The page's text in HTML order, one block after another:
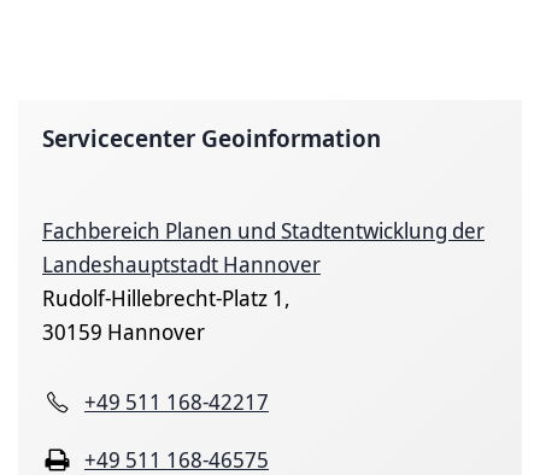
Servicecenter Geoinformation
Fachbereich Planen und Stadtentwicklung der
Landeshauptstadt Hannover
Rudolf-Hillebrecht-Platz 1,
30159 Hannover
+49 511 168-42217
+49 511 168-46575